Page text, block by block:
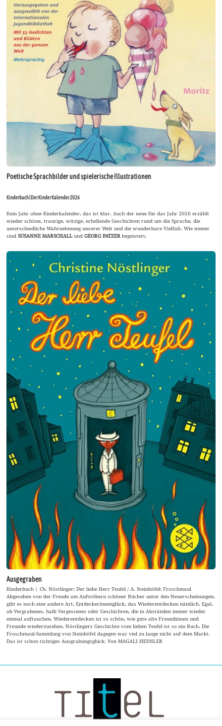
Poetische Sprachbilder und spielerische Illustrationen
Kinderbuch | Der Kinder Kalender 2026
Kein Jahr ohne Kinderkalender, das ist klar. Auch der neue für das Jahr 2026 erzählt
wieder schöne, traurige, witzige, erhellende Geschichten rund um die Sprache, die
unterschiedliche Wahrnehmung unserer Welt und die wunderbare Vielfalt. Wie immer
sindSUSANNE MARSCHALLundGEORG PATZERbegeistert.
Ausgegraben
Kinderbuch | Ch. Nöstlinger: Der liebe Herr Teufel / A. Steinhöfel: Froschmaul
Abgesehen von der Freude am Aufstöbern schöner Bücher unter den Neuerscheinungen,
gibt es noch eine andere Art, Entdeckerinnenglück, das Wiederentdecken nämlich. Egal,
ob Vergrabenes, halb Vergessenes oder Geschichten, die in Abständen immer wieder
einmal auftauchen, Wiederentdecken ist so schön, wie gute alte Freundinnen und
Freunde wiederzusehen. Nöstlingers Geschichte vom lieben Teufel ist so ein Buch. Die
Froschmaul-Sammlung von Steinhöfel dagegen war viel zu lange nicht auf dem Markt.
Das ist schon richtiges Ausgrabungsglück. Von MAGALI HEISSLER